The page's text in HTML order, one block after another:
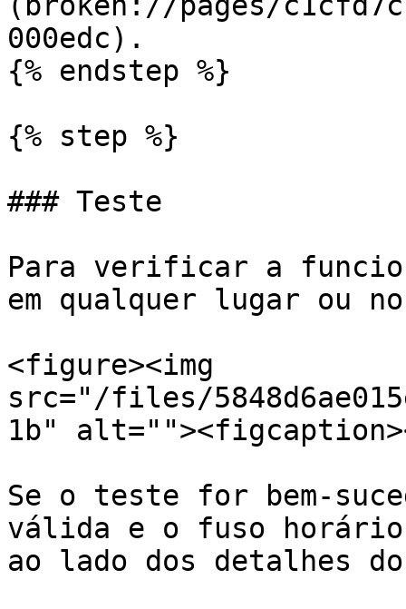
000edc).
{% endstep %}
{% step %}
### Teste
Para verificar a
em qualquer lugar ou
<figure><img
src="/files/
1b"
Se o teste for bem-
válida e o fuso horário
ao lado dos detalhes